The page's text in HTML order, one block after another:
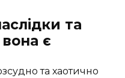
та
є
та хаотично